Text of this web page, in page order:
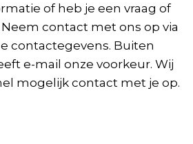
of heb je een vraag of
contact met ons op via
contactegevens. Buiten
e-mail onze voorkeur. Wij
mogelijk contact met je op.